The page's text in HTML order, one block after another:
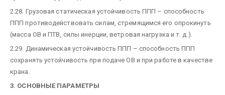
2.28. Грузовая статическая устойчивость ППП – способность
ППП противодействовать силам, стремящимся его опрокинуть
(масса ОВ и ПТВ, силы инерции, ветровая нагрузка и т. д.).
2.29. Динамическая устойчивость ППП – способность ППП
сохранять устойчивость при подаче ОВ и при работе в качестве
крана.
3. ОСНОВНЫЕ ПАРАМЕТРЫ